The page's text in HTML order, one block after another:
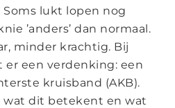
lukt lopen nog
’anders’ dan normaal.
minder krachtig. Bij
er een verdenking: een
kruisband (AKB).
wat dit betekent en wat